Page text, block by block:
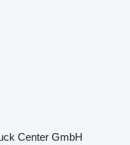
Center GmbH